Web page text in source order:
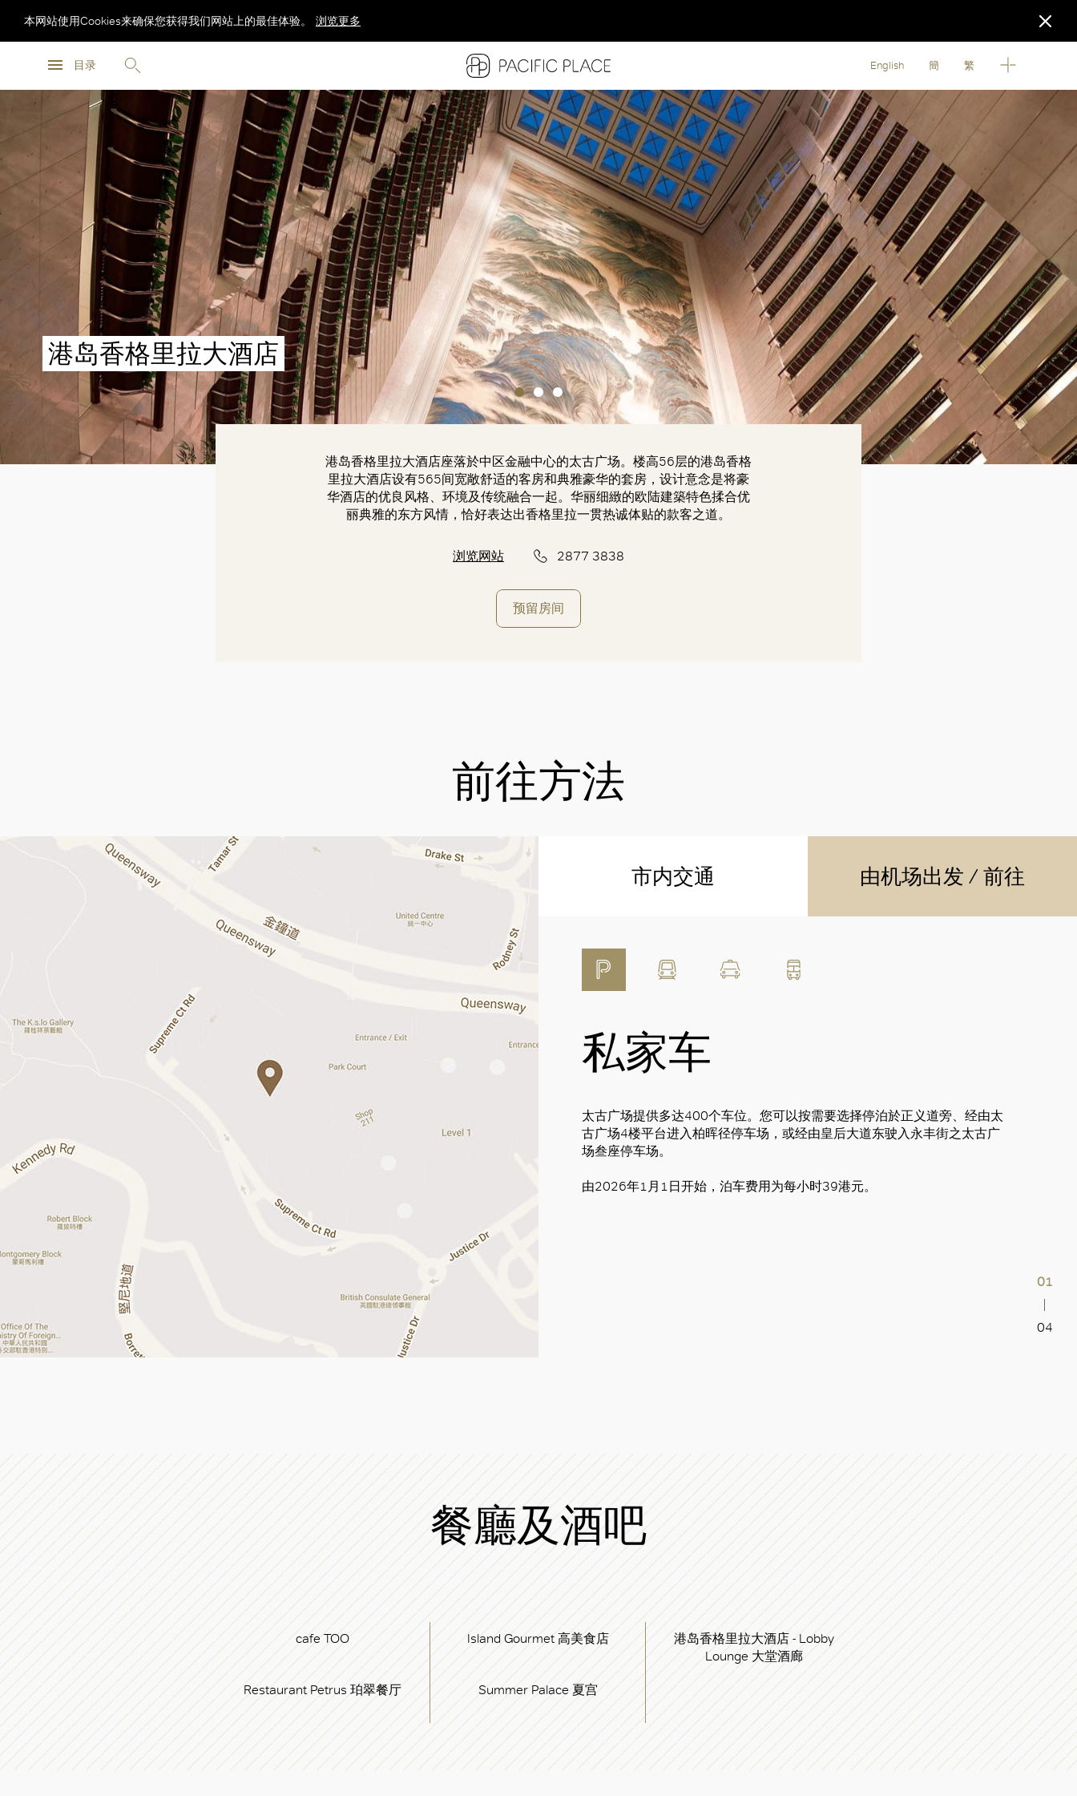
目录
本网站使用Cookies来确保您获得我们网站上的最佳体验。 浏览更多
English 簡 繁
港岛香格里拉大酒店
港岛香格里拉大酒店座落於中区金融中心的太古广场。楼高56层的港岛香格
里拉大酒店设有565间宽敞舒适的客房和典雅豪华的套房，设计意念是将豪
华酒店的优良风格、环境及传统融合一起。华丽细緻的欧陆建築特色揉合优
丽典雅的东方风情，恰好表达出香格里拉一贯热诚体贴的款客之道。
浏览网站 2877 3838
预留房间
前往方法
市内交通 由机场出发 / 前往
私家车
太古广场提供多达400个车位。您可以按需要选择停泊於正义道旁、经由太
古广场4楼平台进入柏晖径停车场，或经由皇后大道东驶入永丰街之太古广
场叁座停车场。
由2026年1月1日开始，泊车费用为每小时39港元。
01
04
餐廳及酒吧
cafe TOO Island Gourmet 高美食店
港岛香格里拉大酒店 - Lobby
Lounge 大堂酒廊
Restaurant Petrus 珀翠餐厅 Summer Palace 夏宫